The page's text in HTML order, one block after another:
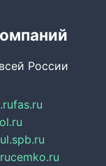
России
fas.ru
cemko.ru